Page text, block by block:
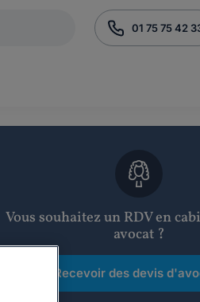
01 75 75 42
Vous souhaitez un RDV en
avocat ?
Recevoir des devis